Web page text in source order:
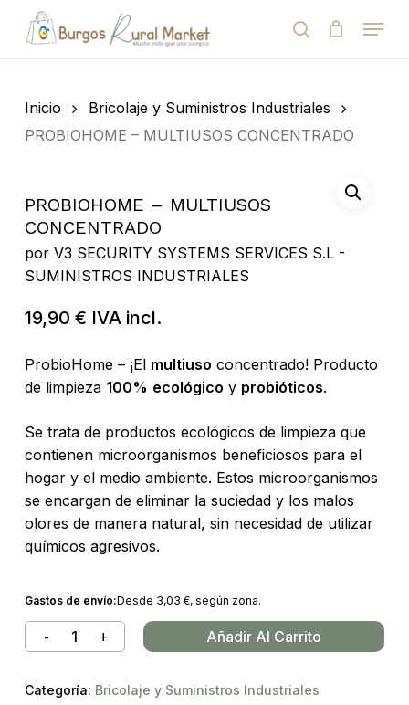
de
search
Menu
Cart
Inicio
Bricolaje y Suministros Industriales
PROBIOHOME – MULTIUSOS CONCENTRADO
PROBIOHOME – MULTIUSOS
CONCENTRADO
por V3 SECURITY SYSTEMS SERVICES S.L -
SUMINISTROS INDUSTRIALES
19,90 € IVA incl.
ProbioHome – ¡El multiuso concentrado! Producto
de limpieza 100% ecológico y probióticos.
Se trata de productos ecológicos de limpieza que
contienen microorganismos beneficiosos para el
hogar y el medio ambiente. Estos microorganismos
se encargan de eliminar la suciedad y los malos
olores de manera natural, sin necesidad de utilizar
químicos agresivos.
Gastos de envío:Desde 3,03 €, según zona.
Añadir Al Carrito
Categoría: Bricolaje y Suministros Industriales